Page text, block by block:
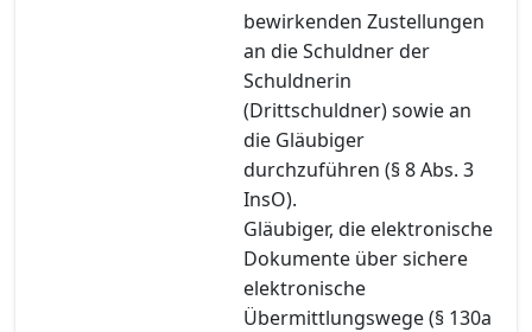
bewirkenden Zustellungen
an die Schuldner der
Schuldnerin
(Drittschuldner) sowie an
die Gläubiger
durchzuführen (§ 8 Abs. 3
InsO).
Gläubiger, die elektronische
Dokumente über sichere
elektronische
Übermittlungswege (§ 130a